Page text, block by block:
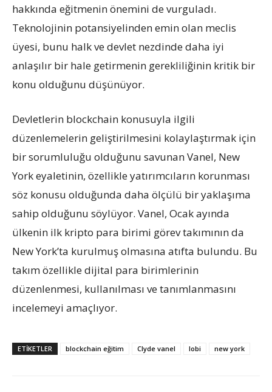
hakkında eğitmenin önemini de vurguladı.
Teknolojinin potansiyelinden emin olan meclis
üyesi, bunu halk ve devlet nezdinde daha iyi
anlaşılır bir hale getirmenin gerekliliğinin kritik bir
konu olduğunu düşünüyor.
Devletlerin blockchain konusuyla ilgili
düzenlemelerin geliştirilmesini kolaylaştırmak için
bir sorumluluğu olduğunu savunan Vanel, New
York eyaletinin, özellikle yatırımcıların korunması
söz konusu olduğunda daha ölçülü bir yaklaşıma
sahip olduğunu söylüyor. Vanel, Ocak ayında
ülkenin ilk kripto para birimi görev takımının da
New York’ta kurulmuş olmasına atıfta bulundu. Bu
takım özellikle dijital para birimlerinin
düzenlenmesi, kullanılması ve tanımlanmasını
incelemeyi amaçlıyor.
ETIKETLER blockchain eğitim Clyde vanel lobi new york